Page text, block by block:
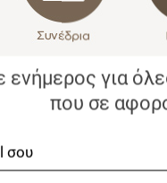
Design, Digital
και των Digital
μ.μ. και τις δύο
Card)
ενήμερος για
που σε